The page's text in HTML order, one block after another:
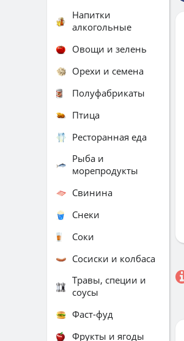
Напитки
алкогольные
Овощи и зелень
Орехи и семена
Полуфабрикаты
Птица
Ресторанная еда
Рыба и
морепродукты
Свинина
Снеки
Соки
Сосиски и колбаса
Травы, специи и
соусы
Фаст-фуд
Фрукты и ягоды